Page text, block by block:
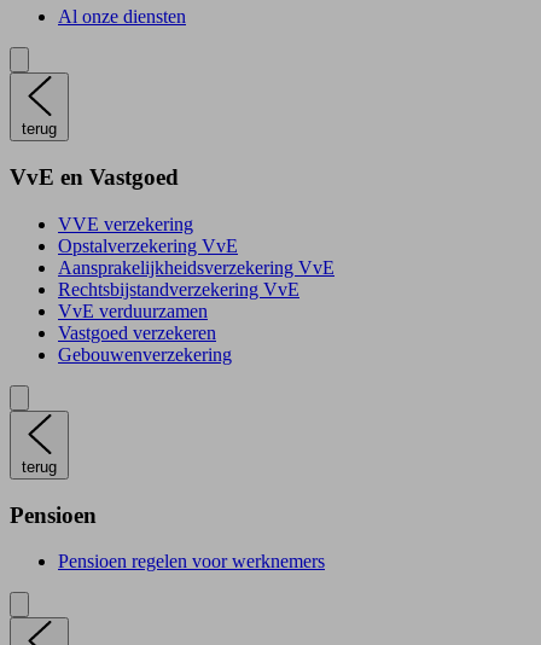
Al onze diensten
terug
VvE en Vastgoed
VVE verzekering
Opstalverzekering VvE
Aansprakelijkheidsverzekering VvE
Rechtsbijstandverzekering VvE
VvE verduurzamen
Vastgoed verzekeren
Gebouwenverzekering
terug
Pensioen
Pensioen regelen voor werknemers